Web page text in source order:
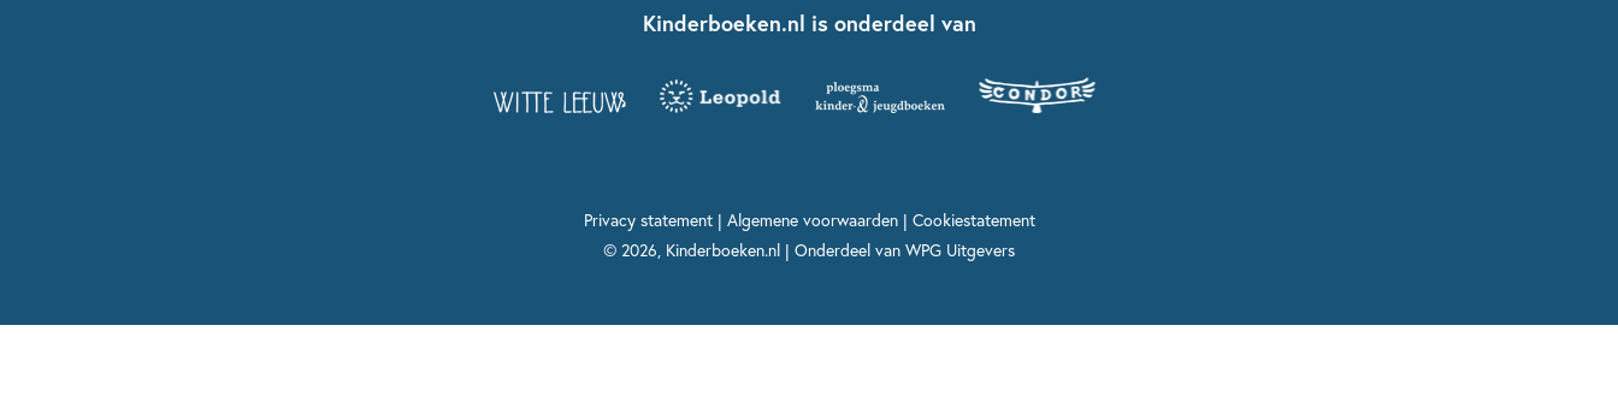
Kinderboeken.nl is onderdeel van
Privacy statement| Algemene voorwaarden| Cookiestatement
© 2026, Kinderboeken.nl | Onderdeel van WPG Uitgevers